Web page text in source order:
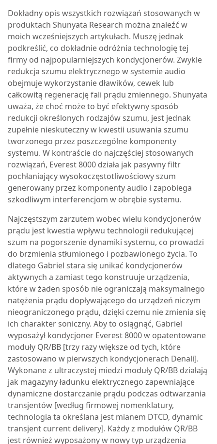
Dokładny opis wszystkich rozwiązań stosowanych w
produktach Shunyata Research można znaleźć w
moich wcześniejszych artykułach. Muszę jednak
podkreślić, co dokładnie odróżnia technologię tej
firmy od najpopularniejszych kondycjonerów. Zwykle
redukcja szumu elektrycznego w systemie audio
obejmuje wykorzystanie dławików, cewek lub
całkowitą regenerację fali prądu zmiennego. Shunyata
uważa, że choć może to być efektywny sposób
redukcji określonych rodzajów szumu, jest jednak
zupełnie nieskuteczny w kwestii usuwania szumu
tworzonego przez poszczególne komponenty
systemu. W kontraście do najczęściej stosowanych
rozwiązań, Everest 8000 działa jak pasywny filtr
pochłaniający wysokoczęstotliwościowy szum
generowany przez komponenty audio i zapobiega
szkodliwym interferencjom w obrębie systemu.
Najczęstszym zarzutem wobec wielu kondycjonerów
prądu jest kwestia wpływu technologii redukującej
szum na pogorszenie dynamiki systemu, co prowadzi
do brzmienia stłumionego i pozbawionego życia. To
dlatego Gabriel stara się unikać kondycjonerów
aktywnych a zamiast tego konstruuje urządzenia,
które w żaden sposób nie ograniczają maksymalnego
natężenia prądu dopływającego do urządzeń niczym
nieograniczonego prądu, dzięki czemu nie zmienia się
ich charakter soniczny. Aby to osiągnąć, Gabriel
wyposażył kondycjoner Everest 8000w opatentowane
moduły QR/BB [trzy razy większe od tych, które
zastosowano w pierwszych kondycjonerach Denali].
Wykonane z ultraczystej miedzi moduły QR/BB działają
jak magazyny ładunku elektrycznego zapewniające
dynamiczne dostarczanie prądu podczas odtwarzania
transjentów [według firmowej nomenklatury,
technologia ta określana jest mianem DTCD, dynamic
transjent current delivery]. Każdy z modułów QR/BB
jest również wyposażony w nowy typ urządzenia